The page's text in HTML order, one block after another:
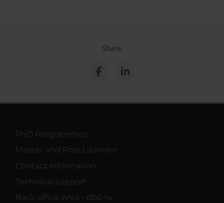
Share
PhD Programmes
Master and Post Lauream
Contact information
Technical support
Back office Area - dbErw